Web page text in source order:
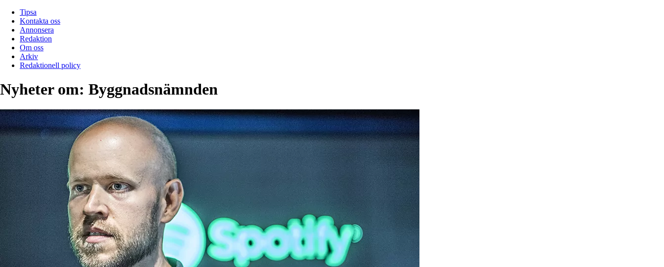
Tipsa
Kontakta oss
Annonsera
Redaktion
Om oss
Arkiv
Redaktionell policy
Nyheter om: Byggnadsnämnden